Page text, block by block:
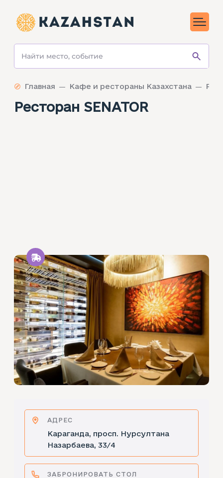
Ресторан SENATOR
Главная Кафе и рестораны Казахстана
АДРЕС
Караганда, просп. Нурсултана
Назарбаева, 33/4
ЗАБРОНИРОВАТЬ СТОЛ